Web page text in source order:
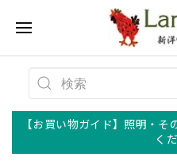
【お買い物ガイド】照明
く